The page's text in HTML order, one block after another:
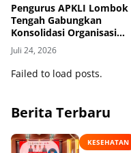
Pengurus APKLI Lombok
Tengah Gabungkan
Konsolidasi Organisasi
dengan Berbagi Kasih ke
Anak Yatim
Juli 24, 2026
Failed to load posts.
Berita Terbaru
KESEHATAN